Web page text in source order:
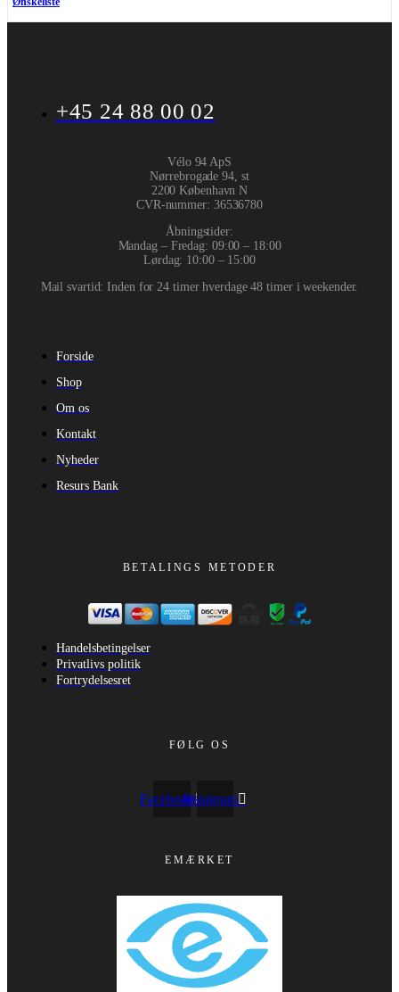
+45 24 88 00 02
Vélo 94 ApS
Nørrebrogade 94, st
2200 København N
CVR-nummer: 36536780
Åbningstider:
Mandag – Fredag: 09:00 – 18:00
Lørdag: 10:00 – 15:00
Mail svartid: Inden for 24 timer hverdage 48 timer i weekender.
Forside
Shop
Om os
Kontakt
Nyheder
Resurs Bank
BETALINGS METODER
Handelsbetingelser
Privatlivs politik
Fortrydelsesret
FØLG OS
FacebookInstagram
EMÆRKET